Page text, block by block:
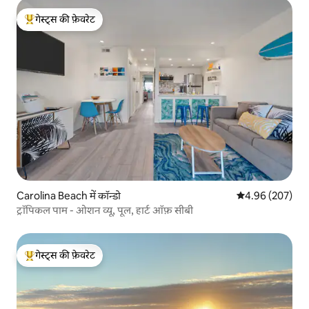
गेस्ट्स का टॉप फ़ेवरेट
गेस्ट्स की फ़ेवरेट
Carolina Beach में कॉन्डो औसत रेटिंग 5 में से
4.96 (207)
ट्रॉपिकल पाम - ओशन व्यू, पूल, हार्ट ऑफ़ सीबी
गेस्ट्स का टॉप फ़ेवरेट
गेस्ट्स की फ़ेवरेट